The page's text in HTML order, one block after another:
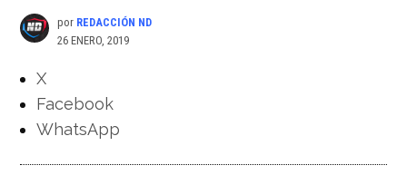
por REDACCIÓN ND
26 ENERO, 2019
X
Facebook
WhatsApp